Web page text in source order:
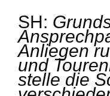
SH:
Anliegen
und
stelle die